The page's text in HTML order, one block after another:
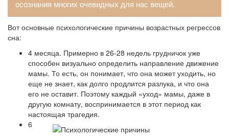
осознания многих очевидных для нас вещей.
Вот основные психологические причины возрастных регрессов
сна:
4 месяца. Примерно в 26-28 недель грудничок уже
способен визуально определить направление движение
мамы. То есть, он понимает, что она может уходить, но
еще не знает, как долго продлится разлука, и что она
его не оставит. Поэтому каждый «уход» мамы, даже в
другую комнату, воспринимается в этот период как
настоящая трагедия.
6